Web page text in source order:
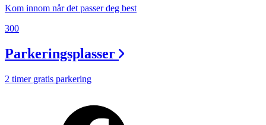
Kom innom når det passer deg best
300
Parkeringsplasser
2 timer gratis parkering